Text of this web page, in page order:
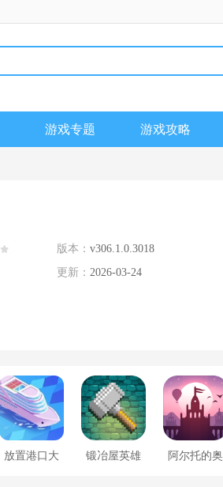
游戏专题 游戏攻略
版本： v306.1.0.3018
更新： 2026-03-24
放置港口大 锻冶屋英雄 阿尔托的奥